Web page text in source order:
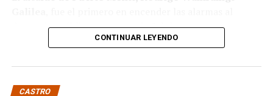
denunciar públicamente que la Subdere no cuenta con
fondos para financiar iniciativas del Programa de
Mejoramiento de Barrios (PMB), a pesar de que muchas
ya estaban declaradas elegibles.
CONTINUAR LEYENDO
CASTRO